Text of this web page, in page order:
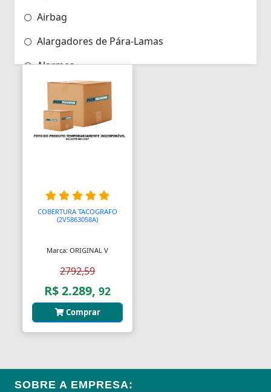
Airbag
Alargadores de Pára-Lamas
Alarmes
Alarmes para Motos
Algemas
Algemas Policiais
Almofadas
Almofadas para Carimbos
Alças
Alças
Amperímetros
COBERTURA TACOGRAFO
(2V5863058A)
Marca: ORIGINAL V
2792,59
R$ 2.289, 92
Comprar
SOBRE A EMPRESA: